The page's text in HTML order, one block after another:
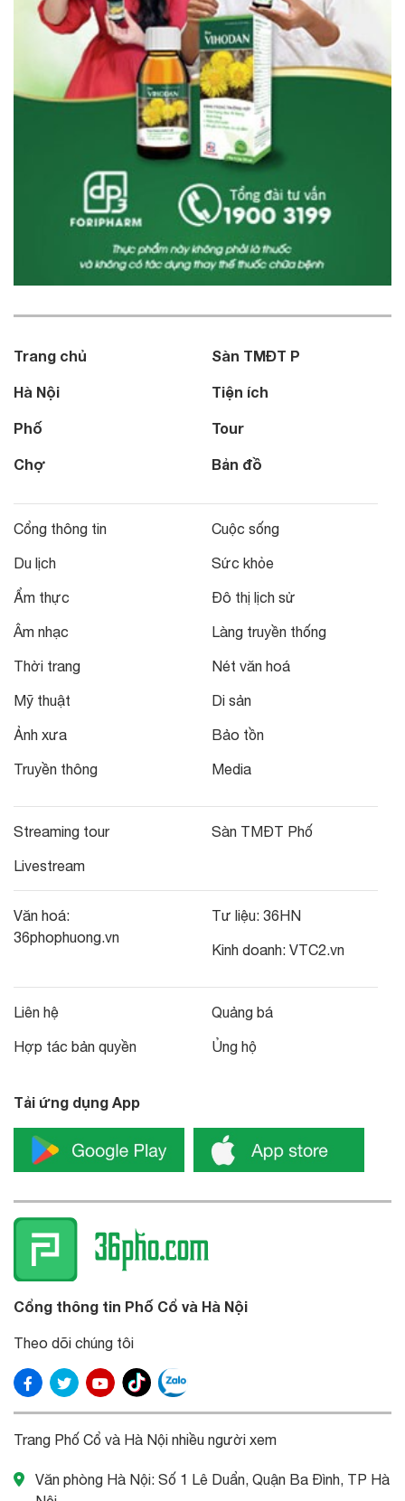
Trang chủ
Hà Nội
Phố
Chợ
Sàn TMĐT P
Tiện ích
Tour
Bản đồ
Cổng thông tin
Du lịch
Ẩm thực
Âm nhạc
Thời trang
Mỹ thuật
Ảnh xưa
Truyền thông
Cuộc sống
Sức khỏe
Đô thị lịch sử
Làng truyền thống
Nét văn hoá
Di sản
Bảo tồn
Media
Streaming tour
Livestream
Sàn TMĐT Phố
Văn hoá:
36phophuong.vn
Tư liệu: 36HN
Kinh doanh: VTC2.vn
Liên hệ
Hợp tác bản quyền
Quảng bá
Ủng hộ
Tải ứng dụng App
Cổng thông tin Phố Cổ và Hà Nội
Theo dõi chúng tôi
Trang Phố Cổ và Hà Nội nhiều người xem
Văn phòng Hà Nội: Số 1 Lê Duẩn, Quận Ba Đình, TP Hà